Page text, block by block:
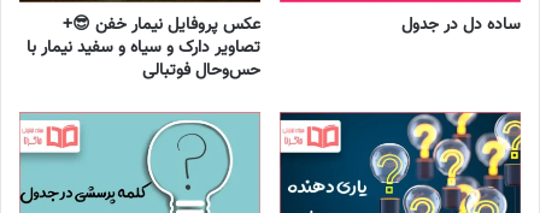
ساده دل در جدول
عکس پروفایل نیمار خفن 😎+
تصاویر دارک و سیاه و سفید نیمار با
حس‌وحال فوتبالی